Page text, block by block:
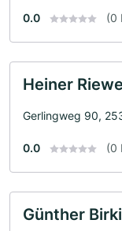
0.0 (0
Heiner
Gerlingweg 90,
0.0 (0
Günther